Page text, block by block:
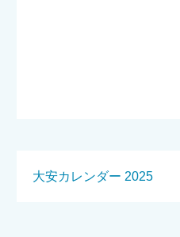
大安カレンダー 2025